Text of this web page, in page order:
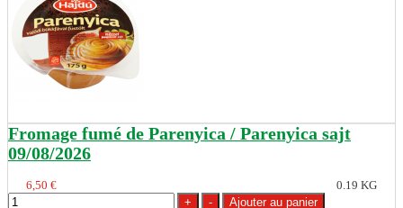
Fromage fumé de Parenyica / Parenyica sajt
09/08/2026
6,50 € 0.19 KG